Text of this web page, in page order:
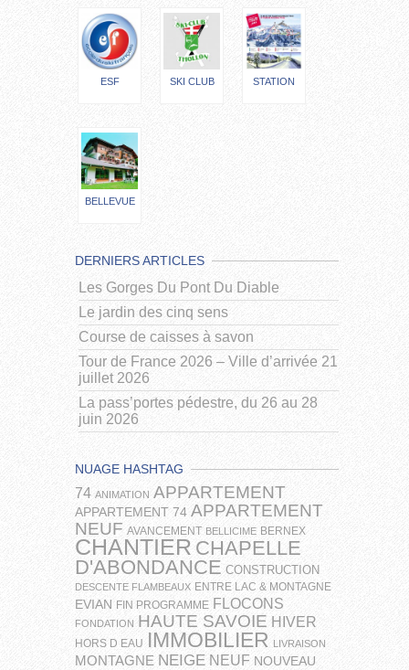
ESF SKI CLUB STATION
BELLEVUE
DERNIERS ARTICLES
Les Gorges Du Pont Du Diable
Le jardin des cinq sens
Course de caisses à savon
Tour de France 2026 – Ville d’arrivée 21
juillet 2026
La pass’portes pédestre, du 26 au 28
juin 2026
NUAGE HASHTAG
74 ANIMATION APPARTEMENT
APPARTEMENT 74 APPARTEMENT
NEUF AVANCEMENT BELLICIME BERNEX
CHANTIER CHAPELLE
D'ABONDANCE CONSTRUCTION
DESCENTE FLAMBEAUX ENTRE LAC & MONTAGNE
EVIAN FIN PROGRAMME FLOCONS
FONDATION HAUTE SAVOIE HIVER
HORS D EAU IMMOBILIER LIVRAISON
MONTAGNE NEIGE NEUF NOUVEAU